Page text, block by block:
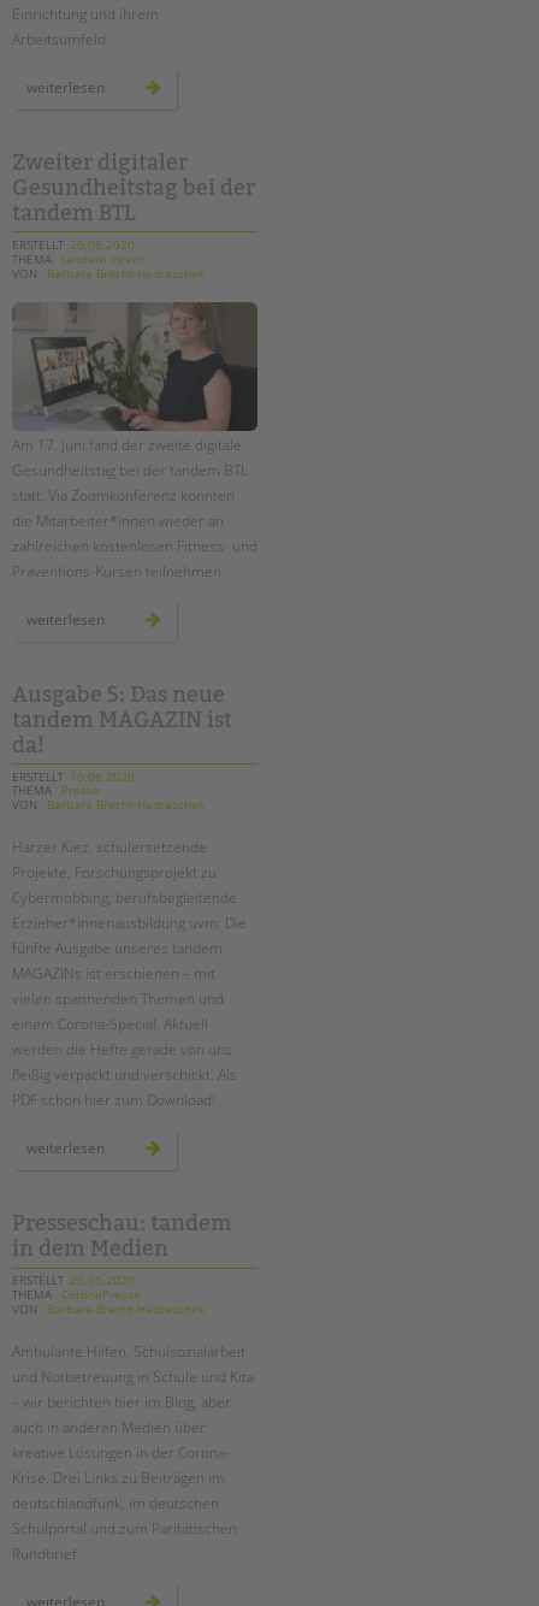
Einrichtung und ihrem
Arbeitsumfeld.
weiterlesen starke,
bewerber*innen
Zweiter digitaler
Gesundheitstag bei der
tandem BTL
ERSTELLT 26.06.2020
THEMA tandem intern
VON
Barbara Brecht-Hadraschek
Am 17. Juni fand der zweite digitale
Gesundheitstag bei der tandem BTL
statt. Via Zoomkonferenz konnten
die Mitarbeiter*innen wieder an
zahlreichen kostenlosen Fitness- und
Präventions-Kursen teilnehmen.
weiterlesen zweiter
digitaler
tandem
btl
Ausgabe 5: Das neue
tandem MAGAZIN ist
da!
ERSTELLT 10.06.2020
THEMA
Presse
VON
Barbara Brecht-Hadraschek
Harzer Kiez, schulersetzende
Projekte, Forschungsprojekt zu
Cybermobbing, berufsbegleitende
Erzieher*innenausbildung uvm: Die
fünfte Ausgabe unseres tandem
MAGAZINs ist erschienen – mit
vielen spannenden Themen und
einem Corona-Special. Aktuell
werden die Hefte gerade von uns
fleißig verpackt und verschickt. Als
PDF schon hier zum Download!
weiterlesen ausgabe
magazin
ist
da!
Presseschau: tandem
in dem Medien
ERSTELLT 26.05.2020
THEMA CoronaPresse
VON
Barbara Brecht-Hadraschek
Ambulante Hilfen, Schulsozialarbeit
und Notbetreuung in Schule und Kita
– wir berichten hier im Blog, aber
auch in anderen Medien über
kreative Lösungen in der Corona-
Krise. Drei Links zu Beiträgen im
deutschlandfunk, im deutschen
Schulportal und zum Paritätischen
Rundbrief.
weiterlesen presseschau: